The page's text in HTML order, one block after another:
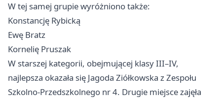
W tej samej grupie wyróżniono także:
Konstancję Rybicką
Ewę Bratz
Kornelię Pruszak
W starszej kategorii, obejmującej klasy III–IV,
najlepsza okazała się Jagoda Ziółkowska z Zespołu
Szkolno-Przedszkolnego nr 4. Drugie miejsce zajęła